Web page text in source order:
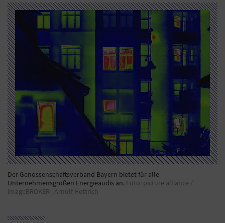
Der Genossenschaftsverband Bayern bietet für alle
Unternehmensgrößen Energieaudis an. Foto: picture alliance /
imageBROKER | Arnulf Hettrich